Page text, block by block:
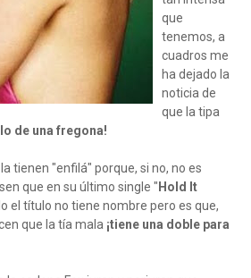
que
tenemos, a
cuadros me
ha dejado la
noticia de
que la tipa
de una fregona!
tienen "enfilá" porque, si no, no es
que en su último single " Hold It
el título no tiene nombre pero es que,
que la tía mala ¡tiene una doble para